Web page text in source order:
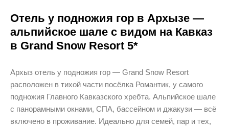
Отель у подножия гор в Архызе —
альпийское шале с видом на Кавказ
в Grand Snow Resort 5*
Архыз отель у подножия гор — Grand Snow Resort
расположен в тихой части посёлка Романтик, у самого
подножия Главного Кавказского хребта. Альпийское шале
с панорамными окнами, СПА, бассейном и джакузи — всё
включено в проживание. Идеально для семей, пар и тех,